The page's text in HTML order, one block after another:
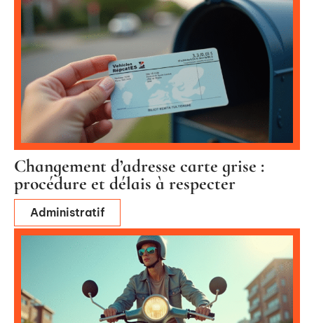
Changement d’adresse carte grise :
procédure et délais à respecter
Administratif